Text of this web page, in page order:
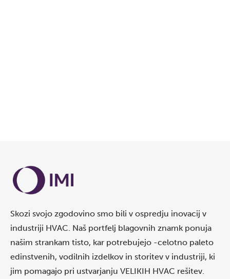
Skozi svojo zgodovino smo bili v ospredju inovacij v
industriji HVAC. Naš portfelj blagovnih znamk ponuja
našim strankam tisto, kar potrebujejo -celotno paleto
edinstvenih, vodilnih izdelkov in storitev v industriji, ki
jim pomagajo pri ustvarjanju VELIKIH HVAC rešitev.